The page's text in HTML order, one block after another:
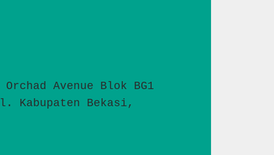
Avenue Blok BG1
Kabupaten Bekasi,